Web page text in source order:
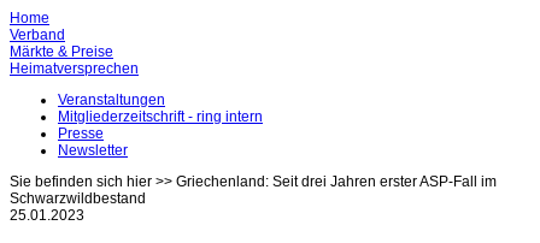
Home
Verband
Märkte & Preise
Heimatversprechen
Veranstaltungen
Mitgliederzeitschrift - ring intern
Presse
Newsletter
Sie befinden sich hier >> Griechenland: Seit drei Jahren erster ASP-Fall im
Schwarzwildbestand
25.01.2023